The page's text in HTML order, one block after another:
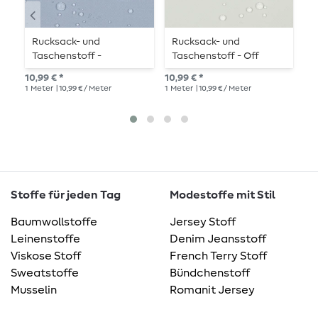
Rucksack- und
Taschenstoff -
Babyblau
10,99 € *
1 Meter | 10,99 € / Meter
Rucksack- und
Taschenstoff - Off
White
10,99 € *
1 Meter | 10,99 € / Meter
Stoffe für jeden Tag
Baumwollstoffe
Leinenstoffe
Viskose Stoff
Sweatstoffe
Musselin
Modestoffe mit Stil
Jersey Stoff
Denim Jeansstoff
French Terry Stoff
Bündchenstoff
Romanit Jersey